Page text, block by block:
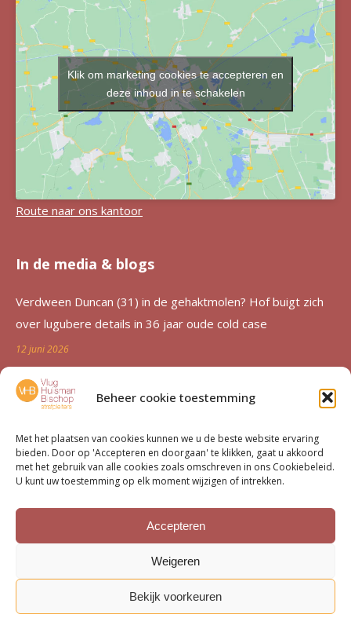
Beheer cookie toestemming
Met het plaatsen van cookies kunnen we u de beste website ervaring
bieden. Door op 'Accepteren en doorgaan' te klikken, gaat u akkoord
met het gebruik van alle cookies zoals omschreven in ons Cookiebeleid.
U kunt uw toestemming op elk moment wijzigen of intrekken.
Accepteren
Weigeren
Bekijk voorkeuren
Klik om marketing cookies te accepteren en
deze inhoud in te schakelen
Route naar ons kantoor
In de media & blogs
Verdween Duncan (31) in de gehaktmolen? Hof buigt zich
over lugubere details in 36 jaar oude cold case
12 juni 2026
Zutphen al 36 jaar in de ban van verdwijning Duncan
Zwakke: ‘Een etterende wond voor de familie’
Advocatenechtpaar Knoops bestraft door tuchtrechter om
excessief declareren
1 juni 2026
Van moord­zaak tot milieu­dossier